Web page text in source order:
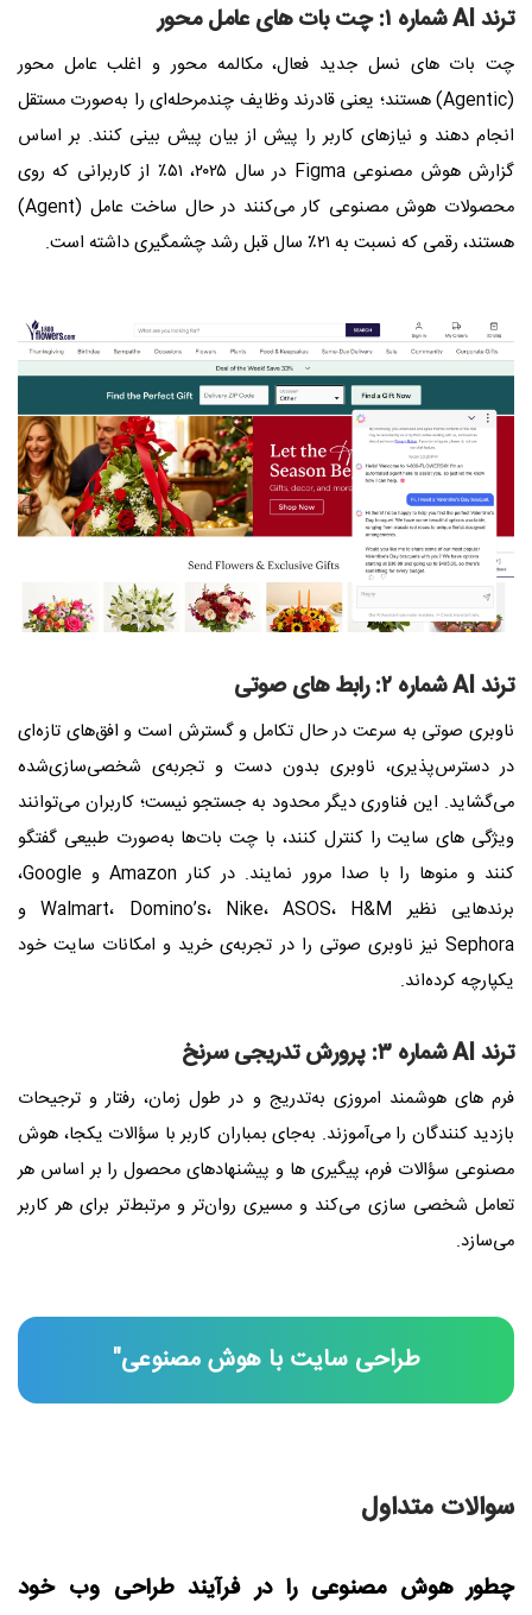
ترند AI شماره ۱: چت‌ بات‌ های عامل‌ محور
چت‌ بات‌ های نسل جدید فعال، مکالمه‌ محور و اغلب عامل‌ محور
(Agentic) هستند؛ یعنی قادرند وظایف چندمرحله‌ای را به‌صورت مستقل
انجام دهند و نیازهای کاربر را پیش از بیان پیش‌ بینی کنند. بر اساس
گزارش هوش مصنوعی Figma در سال ۲۰۲۵، ۵۱٪ از کاربرانی که روی
محصولات هوش مصنوعی کار می‌کنند در حال ساخت عامل (Agent)
هستند، رقمی که نسبت به ۲۱٪ سال قبل رشد چشمگیری داشته است.
ترند AI شماره ۲: رابط‌ های صوتی
ناوبری صوتی به‌ سرعت در حال تکامل و گسترش است و افق‌های تازه‌ای
در دسترس‌پذیری، ناوبری بدون دست و تجربه‌ی شخصی‌سازی‌شده
می‌گشاید. این فناوری دیگر محدود به جستجو نیست؛ کاربران می‌توانند
ویژگی‌ های سایت را کنترل کنند، با چت‌ بات‌ها به‌صورت طبیعی گفتگو
کنند و منوها را با صدا مرور نمایند. در کنار Amazon و Google،
برندهایی نظیر Walmart، Domino’s، Nike، ASOS، H&M و
Sephora نیز ناوبری صوتی را در تجربه‌ی خرید و امکانات سایت خود
یکپارچه کرده‌اند.
ترند AI شماره ۳: پرورش تدریجی سرنخ
فرم‌ های هوشمند امروزی به‌تدریج و در طول زمان، رفتار و ترجیحات
بازدید کنندگان را می‌آموزند. به‌جای بمباران کاربر با سؤالات یکجا، هوش
مصنوعی سؤالات فرم، پیگیری‌ ها و پیشنهادهای محصول را بر اساس هر
تعامل شخصی‌ سازی می‌کند و مسیری روان‌تر و مرتبط‌تر برای هر کاربر
می‌سازد.
طراحی سایت با هوش مصنوعی"
سوالات متداول
چطور هوش مصنوعی را در فرآیند طراحی وب خود